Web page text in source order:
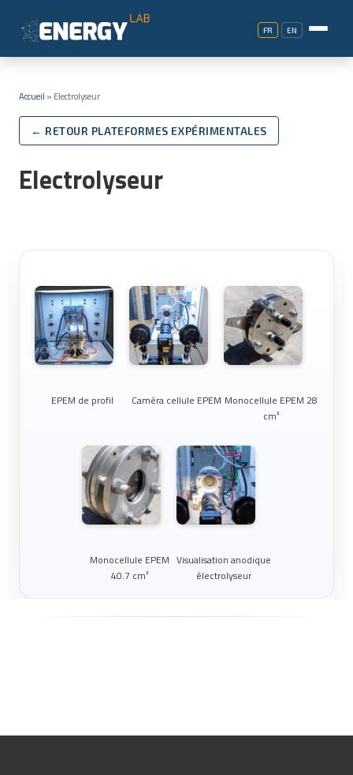
FR EN
Accueil » Electrolyseur
← RETOUR PLATEFORMES EXPÉRIMENTALES
Electrolyseur
EPEM de profil Caméra cellule EPEM Monocellule EPEM 28
cm²
Monocellule EPEM
40.7 cm²
Visualisation anodique
électrolyseur